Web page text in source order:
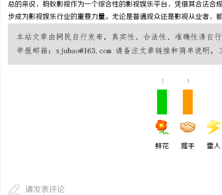
总的来说，蚂蚁影视作为一个综合性的影视娱乐平台，凭借其合法
步成为影视娱乐行业的重要力量。无论是普通观众还是影视从业者，
1
鲜花
1
握手 雷人
请发表评论
武汉配眼镜 上海配眼镜